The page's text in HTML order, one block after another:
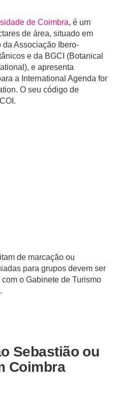
de Coimbra, é um
de área, situado em
Associação Ibero-
e da BGCI (Botanical
e apresenta
a International Agenda for
O seu código de
de marcação ou
para grupos devem ser
o Gabinete de Turismo
Sebastião ou
Coimbra